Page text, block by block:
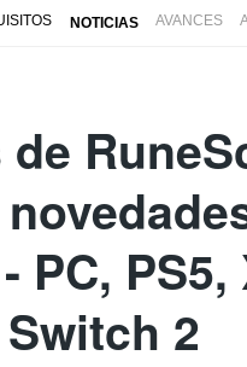
NOTICIAS AVANCES
PC, PS5,
2